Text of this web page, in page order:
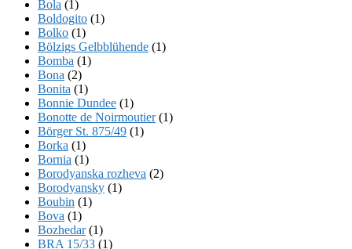
Bola (1)
Boldogito (1)
Bolko (1)
Bölzigs Gelbblühende (1)
Bomba (1)
Bona (2)
Bonita (1)
Bonnie Dundee (1)
Bonotte de Noirmoutier(1)
Börger St. 875/49 (1)
Borka (1)
Bornia (1)
Borodyanska rozheva (2)
Borodyansky (1)
Boubin (1)
Bova (1)
Bozhedar(1)
BRA 15/33 (1)